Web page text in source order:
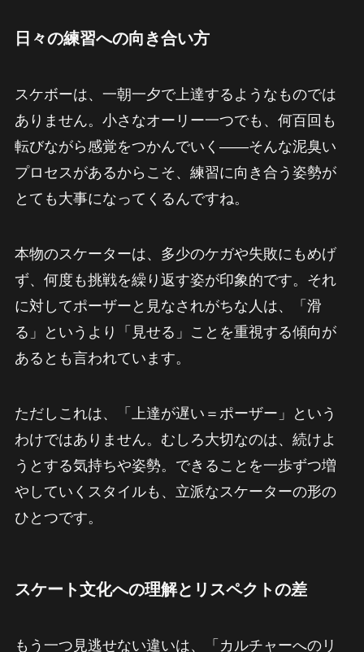
日々の練習への向き合い方
スケボーは、一朝一夕で上達するようなものでは
ありません。小さなオーリー一つでも、何百回も
転びながら感覚をつかんでいく——そんな泥臭い
プロセスがあるからこそ、練習に向き合う姿勢が
とても大事になってくるんですね。
本物のスケーターは、多少のケガや失敗にもめげ
ず、何度も挑戦を繰り返す姿が印象的です。それ
に対してポーザーと見なされがちな人は、「滑
る」というより「見せる」ことを重視する傾向が
あるとも言われています。
ただしこれは、「上達が遅い＝ポーザー」という
わけではありません。むしろ大切なのは、続けよ
うとする気持ちや姿勢。できることを一歩ずつ増
やしていくスタイルも、立派なスケーターの形の
ひとつです。
スケート文化への理解とリスペクトの差
もう一つ見逃せない違いは、「カルチャーへのリ